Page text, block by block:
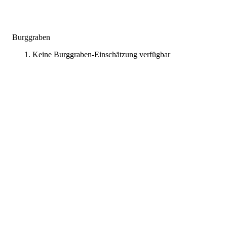
Burggraben
Keine Burggraben-Einschätzung verfügbar